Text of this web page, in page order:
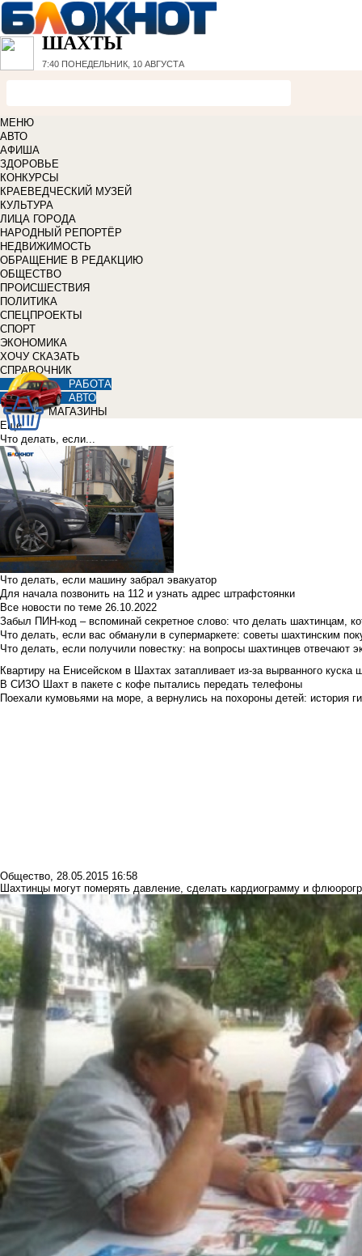
ШАХТЫ
7:40 ПОНЕДЕЛЬНИК, 10 АВГУСТА
МЕНЮ
АВТО
АФИША
ЗДОРОВЬЕ
КОНКУРСЫ
КРАЕВЕДЧЕСКИЙ МУЗЕЙ
КУЛЬТУРА
ЛИЦА ГОРОДА
НАРОДНЫЙ РЕПОРТЁР
НЕДВИЖИМОСТЬ
ОБРАЩЕНИЕ В РЕДАКЦИЮ
ОБЩЕСТВО
ПРОИСШЕСТВИЯ
ПОЛИТИКА
СПЕЦПРОЕКТЫ
СПОРТ
ЭКОНОМИКА
ХОЧУ СКАЗАТЬ
СПРАВОЧНИК
РАБОТА
АВТО
МАГАЗИНЫ
Еще
Что делать, если...
Что делать, если машину забрал эвакуатор
Для начала позвонить на 112 и узнать адрес штрафстоянки
Все новости по теме 26.10.2022
Забыл ПИН-код – вспоминай секретное слово: что делать шахтинцам,
Что делать, если вас обманули в супермаркете: советы шахтинским
Что делать, если получили повестку: на вопросы шахтинцев отвечают
Квартиру на Енисейском в Шахтах затапливает из-за вырванного
В СИЗО Шахт в пакете с кофе пытались передать телефоны
Поехали кумовьями на море, а вернулись на похороны детей: история
Общество, 28.05.2015 16:58
Шахтинцы могут померять давление, сделать кардиограмму и